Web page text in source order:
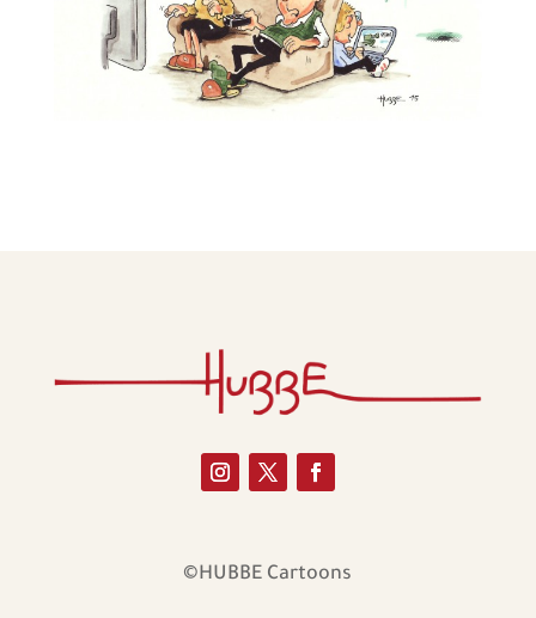
©HUBBE Cartoons